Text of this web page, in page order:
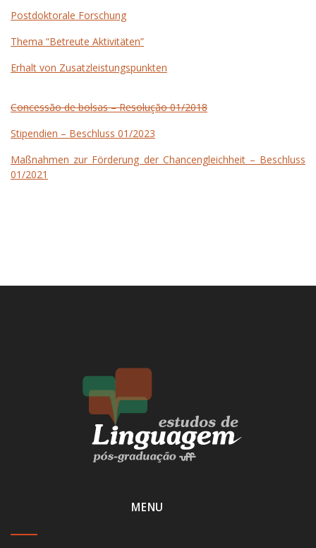
Postdoktorale Forschung
Thema “Betreute Aktivitäten”
Erhalt von Zusatzleistungspunkten
Concessão de bolsas – Resolução 01/2018
Stipendien – Beschluss 01/2023
Maßnahmen zur Förderung der Chancengleichheit – Beschluss
01/2021
MENU